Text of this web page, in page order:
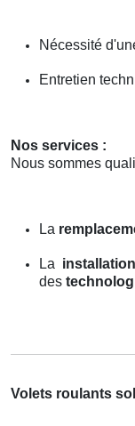
Nécessité
Entretien
Nos services :
Nous sommes
La
La installation
des
Volets roulants